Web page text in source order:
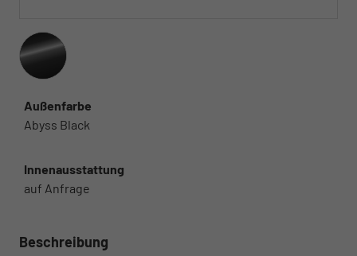
Außenfarbe
Abyss Black
Innenausstattung
auf Anfrage
Beschreibung